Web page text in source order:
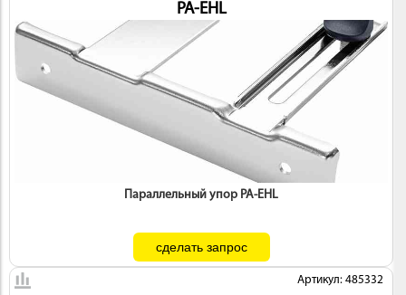
PA-EHL
Параллельный упор PA-EHL
Артикул: 485332